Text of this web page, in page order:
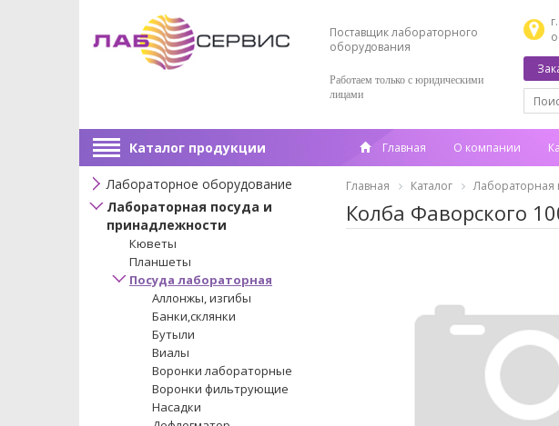
Поставщик лабораторного
оборудования
Работаем только с юридическими
лицами
Каталог продукции Главная О компании
Лабораторное оборудование
Лабораторная посуда и
принадлежности
Кюветы
Планшеты
Посуда лабораторная
Аллонжы, изгибы
Банки,склянки
Бутыли
Виалы
Воронки лабораторные
Воронки фильтрующие
Насадки
Главная Каталог Лабораторная
Колба Фаворского